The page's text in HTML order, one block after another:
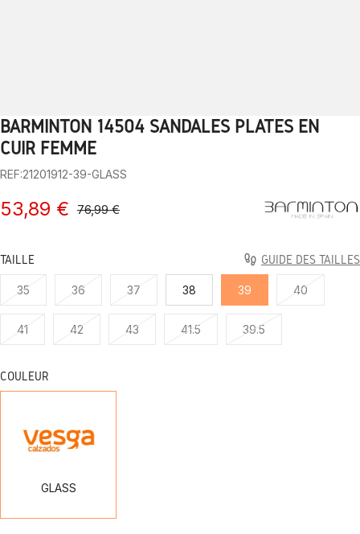
1 2 3 4 5 6 7 8 9 10
BARMINTON 14504 SANDALES PLATES EN
CUIR FEMME
REF:21201912-39-GLASS
53,89 € 76,99 €
TAILLE GUIDE DES TAILLES
35 36 37 38 39 40
41 42 43 41.5 39.5
COULEUR
GLASS